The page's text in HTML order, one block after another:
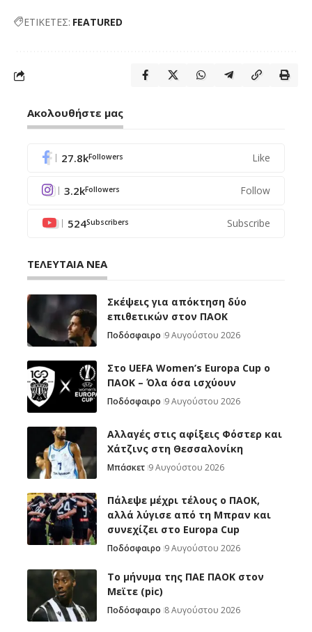
ΕΤΙΚΕΤΕΣ: FEATURED
Ακολουθήστε μας
27.8kFollowers Like
3.2kFollowers Follow
524Subscribers Subscribe
ΤΕΛΕΥΤΑΙΑ ΝΕΑ
Σκέψεις για απόκτηση δύο
επιθετικών στον ΠΑΟΚ
Ποδόσφαιρο 9 Αυγούστου 2026
Στο UEFA Women’s Europa Cup ο
ΠΑΟΚ – Όλα όσα ισχύουν
Ποδόσφαιρο 9 Αυγούστου 2026
Αλλαγές στις αφίξεις Φόστερ και
Χάτζινς στη Θεσσαλονίκη
Μπάσκετ 9 Αυγούστου 2026
Πάλεψε μέχρι τέλους ο ΠΑΟΚ,
αλλά λύγισε από τη Μπραν και
συνεχίζει στο Europa Cup
Ποδόσφαιρο 9 Αυγούστου 2026
Το μήνυμα της ΠΑΕ ΠΑΟΚ στον
Μεϊτε (pic)
Ποδόσφαιρο 8 Αυγούστου 2026